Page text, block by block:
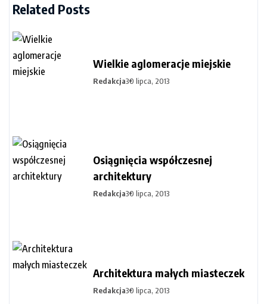
Related Posts
Wielkie aglomeracje miejskie
Redakcja30 lipca, 2013
Osiągnięcia współczesnej
architektury
Redakcja30 lipca, 2013
Architektura małych miasteczek
Redakcja30 lipca, 2013